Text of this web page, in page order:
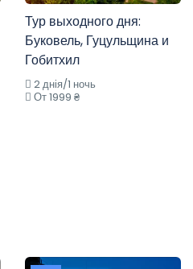
Тур выходного дня:
Буковель, Гуцульщина и
Гобитхил
2 днія/1 ночь
От 1999 ₴